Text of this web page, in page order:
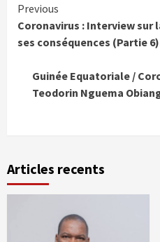
Continue
Reading
Previous
Coronavirus : Interview sur
ses conséquences (Partie
Guinée Equatoriale /
Teodorin Nguema
Articles recents